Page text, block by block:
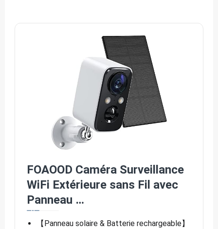
FOAOOD Caméra Surveillance
WiFi Extérieure sans Fil avec
Panneau …
【Panneau solaire & Batterie rechargeable】